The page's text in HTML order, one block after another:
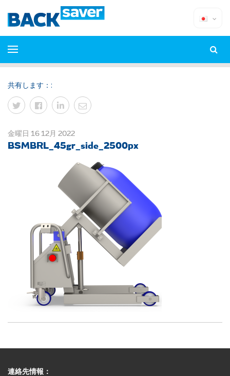
共有します：:
金曜日 16 12月 2022
BSMBRL_45gr_side_2500px
連絡先情報：